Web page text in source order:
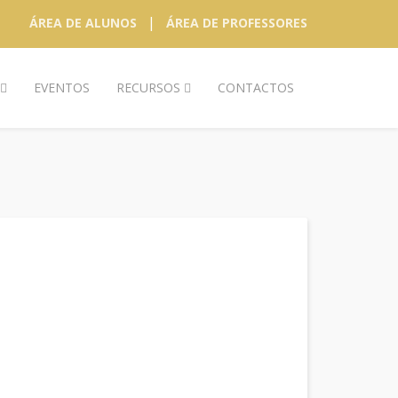
ÁREA DE ALUNOS | ÁREA DE PROFESSORES
EVENTOS RECURSOS CONTACTOS